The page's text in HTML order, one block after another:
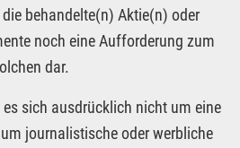
behandelte(n) Aktie(n) oder
noch eine Aufforderung zum
dar.
sich ausdrücklich nicht um eine
journalistische oder werbliche